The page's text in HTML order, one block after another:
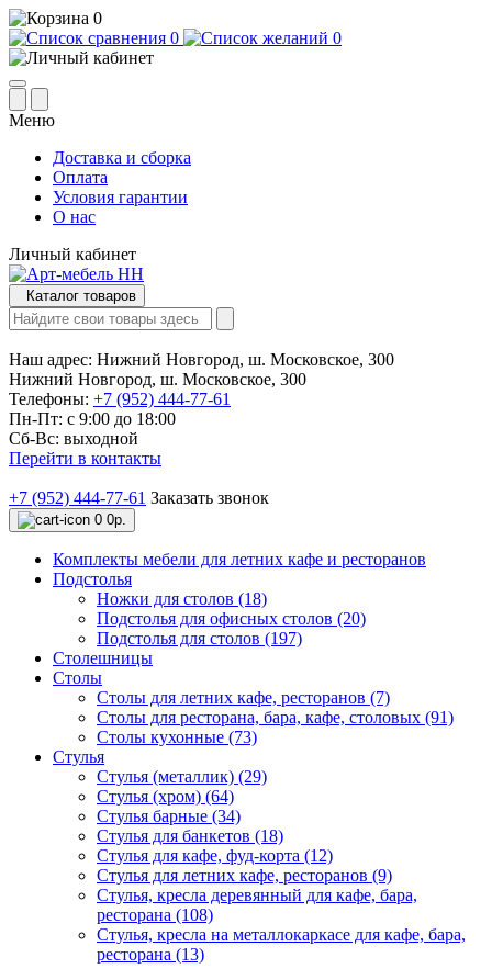
0
0
0
Меню
Доставка и сборка
Оплата
Условия гарантии
О нас
Личный кабинет
Каталог товаров
Наш адрес: Нижний Новгород, ш. Московское, 300
Нижний Новгород, ш. Московское, 300
Телефоны: +7 (952) 444-77-61
Пн-Пт: с 9:00 до 18:00
Сб-Вс: выходной
Перейти в контакты
+7 (952) 444-77-61 Заказать звонок
0 0р.
Комплекты мебели для летних кафе и ресторанов
Подстолья
Ножки для столов (18)
Подстолья для офисных столов (20)
Подстолья для столов (197)
Столешницы
Столы
Столы для летних кафе, ресторанов (7)
Столы для ресторана, бара, кафе, столовых (91)
Столы кухонные (73)
Стулья
Стулья (металлик) (29)
Стулья (хром) (64)
Стулья барные (34)
Стулья для банкетов (18)
Стулья для кафе, фуд-корта (12)
Стулья для летних кафе, ресторанов (9)
Стулья, кресла деревянный для кафе, бара,
ресторана (108)
Стулья, кресла на металлокаркасе для кафе, бара,
ресторана (13)